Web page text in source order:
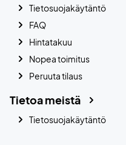
Tietosuojakäytäntö
FAQ
Hintatakuu
Nopea toimitus
Peruuta tilaus
Tietoa meistä
Tietosuojakäytäntö